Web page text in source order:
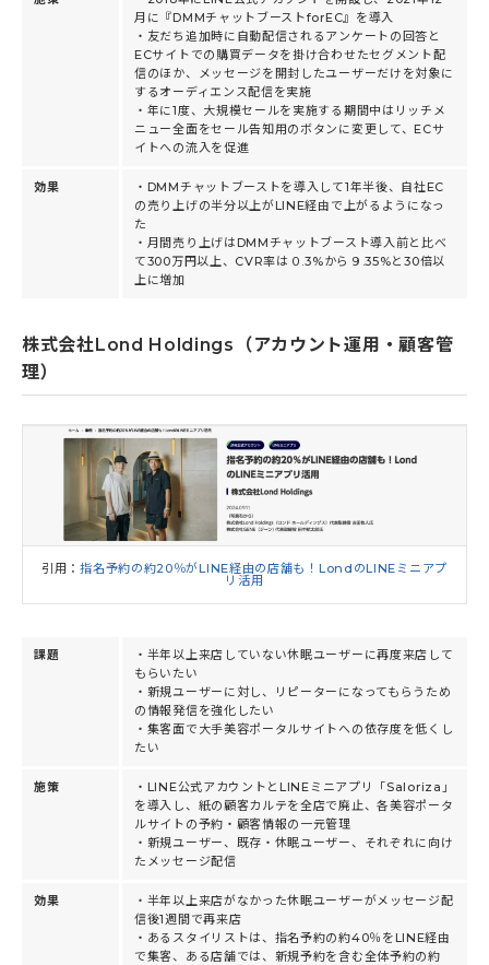
月に『DMMチャットブーストforEC』を導入
・友だち追加時に自動配信されるアンケートの回答と
ECサイトでの購買データを掛け合わせたセグメント配
信のほか、メッセージを開封したユーザーだけを対象に
するオーディエンス配信を実施
・年に1度、大規模セールを実施する期間中はリッチメ
ニュー全面をセール告知用のボタンに変更して、ECサ
イトへの流入を促進
効果
・DMMチャットブーストを導入して1年半後、自社EC
の売り上げの半分以上がLINE経由で上がるようになっ
た
・月間売り上げはDMMチャットブースト導入前と比べ
て300万円以上、CVR率は０.3%から９.35%と30倍以
上に増加
株式会社Lond Holdings（アカウント運用・顧客管
理）
引用：指名予約の約20％がLINE経由の店舗も！LondのLINEミニアプ
リ活用
課題
・半年以上来店していない休眠ユーザーに再度来店して
もらいたい
・新規ユーザーに対し、リピーターになってもらうため
の情報発信を強化したい
・集客面で大手美容ポータルサイトへの依存度を低くし
たい
施策
・LINE公式アカウントとLINEミニアプリ「Saloriza」
を導入し、紙の顧客カルテを全店で廃止、各美容ポータ
ルサイトの予約・顧客情報の一元管理
・新規ユーザー、既存・休眠ユーザー、それぞれに向け
たメッセージ配信
効果
・半年以上来店がなかった休眠ユーザーがメッセージ配
信後1週間で再来店
・あるスタイリストは、指名予約の約40％をLINE経由
で集客、ある店舗では、新規予約を含む全体予約の約